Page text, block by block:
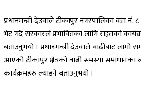
प्रधानमन्त्री देउवाले टीकापुर नगरपालिका वडा नं.
भेट गर्दै सरकारले प्रभावितका लागि राहतको
बताउनुभयाे । प्रधानमन्त्री देउवाले बाढीबाट लामो
आएको टीकापुर क्षेत्रको बाढी समस्या समाधानका
कार्यक्रमहरु ल्याइने बताउनुभयाे ।